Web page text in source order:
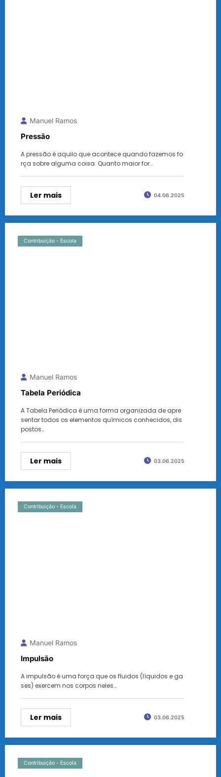
Manuel Ramos
Pressão
A pressão é aquilo que acontece quando fazemos fo
rça sobre alguma coisa. Quanto maior for…
Ler mais 04.06.2025
Contribuição - Escola
Manuel Ramos
Tabela Periódica
A Tabela Periódica é uma forma organizada de apre
sentar todos os elementos químicos conhecidos, dis
postos…
Ler mais 03.06.2025
Contribuição - Escola
Manuel Ramos
Impulsão
A impulsão é uma força que os fluidos (líquidos e ga
ses) exercem nos corpos neles…
Ler mais 03.06.2025
Contribuição - Escola